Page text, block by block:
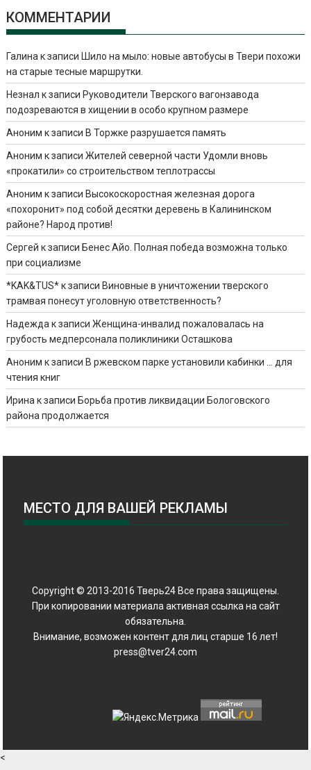
КОММЕНТАРИИ
Галина к записи Шило на мыло: новые автобусы в Твери похожи
на старые тесные маршрутки.
Незнал к записи Руководители Тверского вагонзавода
подозреваются в хищении в особо крупном размере
Аноним к записи В Торжке разрушается память
Аноним к записиЖителей северной части Удомли вновь
«прокатили» со строительством теплотрассы
Аноним к записи Высокоскоростная железная дорога
«похоронит» под собой десятки деревень в Калининском
районе? Народ против!
Сергей к записи Бенес Айо. Полная победа возможна только
при социализме
*KAK&TUS*к записи Виновные в уничтожении тверского
трамвая понесут уголовную ответственность?
Надежда к записиЖенщина-инвалид пожаловалась на
грубость медперсонала поликлиники Осташкова
Аноним к записи В ржевском парке установили кабинки … для
чтения книг
Ирина к записи Борьба против ликвидации Бологовского
района продолжается
МЕСТО ДЛЯ ВАШЕЙ РЕКЛАМЫ
Copyright © 2013-2016 Тверь24 Все права защищены.
При копировании материала активная ссылка на сайт
обязательна.
Внимание, возможен контент для лиц старше 16 лет!
press@tver24.com
<